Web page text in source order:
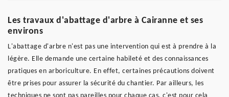
Les travaux d'abattage d'arbre à Cairanne et ses
environs
L'abattage d'arbre n'est pas une intervention qui est à prendre à la
légère. Elle demande une certaine habileté et des connaissances
pratiques en arboriculture. En effet, certaines précautions doivent
être prises pour assurer la sécurité du chantier. Par ailleurs, les
techniques ne sont pas pareilles pour chaque cas, c'est pour cela